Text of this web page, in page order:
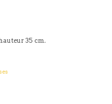
35 cm.